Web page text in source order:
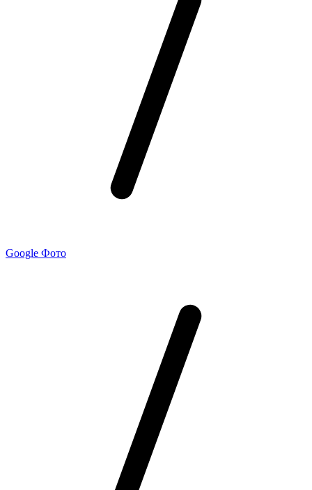
Google Фото